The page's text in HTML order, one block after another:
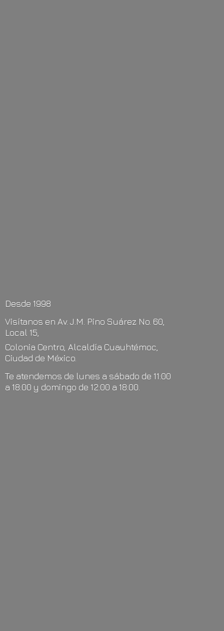
Desde 1998
Visítanos en Av. J.M. Pino Suárez No. 60,
Local 15,
Colonia Centro, Alcaldía Cuauhtémoc,
Ciudad de México.
Te atendemos de lunes a sábado de 11:00
a 18:00 y domingo de 12:00 a 18:00.